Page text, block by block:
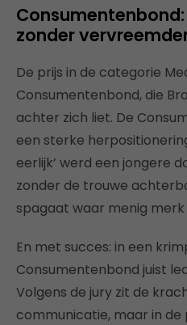
zonder
De prijs in de categorie
Consumentenbond, die
achter zich liet. De
een sterke
eerlijk’ werd een jongere
zonder de trouwe
spagaat waar menig
En met succes: in een
Consumentenbond juist
Volgens de jury zit de
communicatie, maar in